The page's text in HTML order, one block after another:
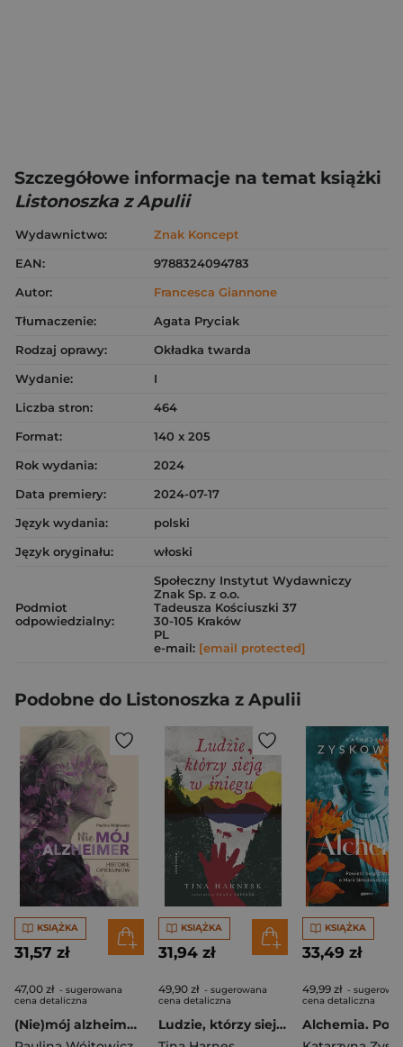
Szczegółowe informacje na temat książki
Listonoszka z Apulii
Wydawnictwo:
Znak Koncept
EAN:
9788324094783
Autor:
Francesca Giannone
Tłumaczenie:
Agata Pryciak
Rodzaj oprawy:
Okładka twarda
Wydanie:
I
Liczba stron:
464
Format:
140 x 205
Rok wydania:
2024
Data premiery:
2024-07-17
Język wydania:
polski
Język oryginału:
włoski
Podmiot
odpowiedzialny:
Społeczny Instytut Wydawniczy
Znak Sp. z o.o.
Tadeusza Kościuszki 37
30-105 Kraków
PL
e-mail: [email protected]
Podobne do Listonoszka z Apulii
KSIĄŻKA
31,57 zł
47,00 zł - sugerowana
cena detaliczna
(Nie)mój alzheimer. Historie opiekunów
KSIĄŻKA
31,94 zł
49,90 zł - sugerowana
cena detaliczna
Ludzie, którzy sieją w śniegu
KSIĄŻKA
33,49 zł
49,99 zł -
cena detaliczna